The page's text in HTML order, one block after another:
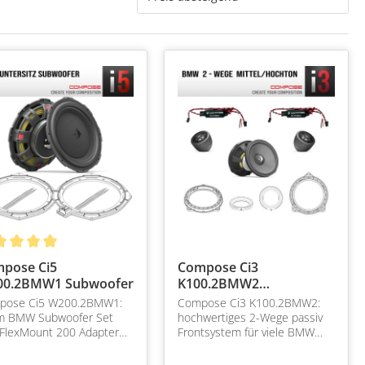
Ci5
Subwoofer
Ci5 W200.2BMW1:
BMW Subwoofer Set
200 Adapter
Compose Ci3
K100.2BMW2
Mittel/Hochton BMW
Front
Compose Ci3 K100.2BMW2:
hochwertiges 2-Wege passiv
Frontsystem für viele BMW